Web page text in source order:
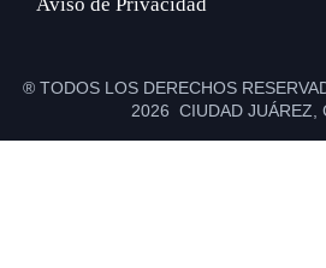
® TODOS LOS DERECHOS
2026 CIUDAD JUÁREZ,